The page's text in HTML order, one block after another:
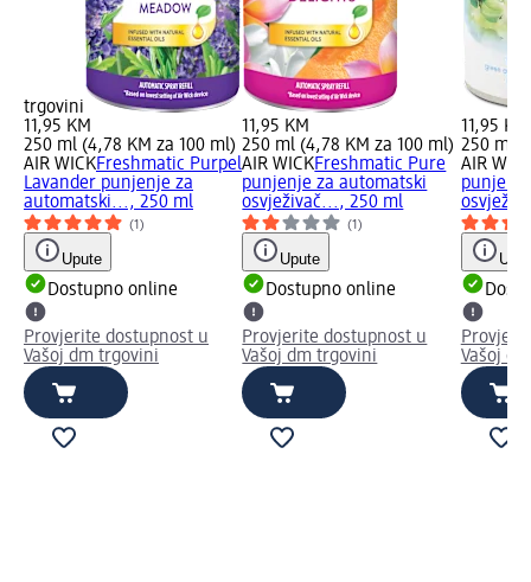
trgovini
11,95 KM
250 ml (4,78 KM za 100 ml)
AIR WICKFreshmatic Purpel
Lavander punjenje za
automatski..., 250 ml
(1)
Upute
Dostupno online
Provjerite dostupnost u
Vašoj dm trgovini
11,95 KM
250 ml (4,78 KM za 100 ml)
AIR WICKFreshmatic Pure
punjenje za automatski
osvježivač..., 250 ml
(1)
Upute
Dostupno online
Provjerite dostupnost u
Vašoj dm trgovini
11,95 KM
250 ml
AIR
Vašoj